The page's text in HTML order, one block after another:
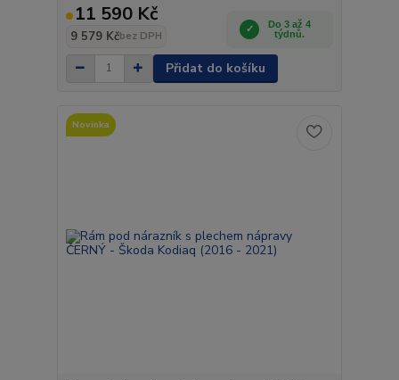
11 590 Kč
9 579 Kčbez DPH
Do 3 až 4
týdnů.
Přidat do košíku
Novinka